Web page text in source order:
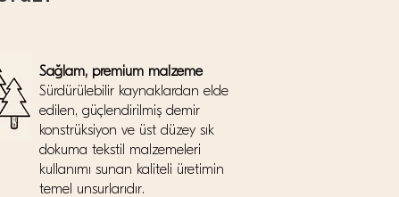
Sağlam, premium malzeme
Sürdürülebilir kaynaklardan elde
edilen, güçlendirilmiş demir
konstrüksiyon ve üst düzey sık
dokuma tekstil malzemeleri
kullanımı sunan kaliteli üretimin
temel unsurlarıdır.